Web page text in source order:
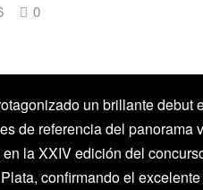
0
un brillante
de referencia del
la XXIV edición del
confirmando el